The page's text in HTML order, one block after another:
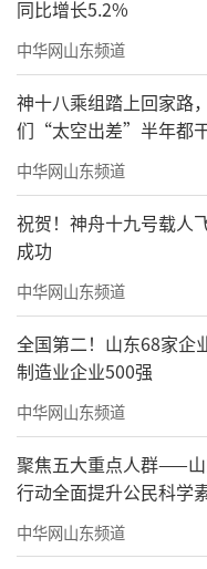
动的背景》《张国
的意蕴》，我的观
站发表。我属于从
国家有事，匹夫有
三条新闻，跨
平时阅读。只要写
书的。一拿起笔
少”，何况，时事
现，我不敢疏忽
阅读，掌握事情的
确提出对国家有
句话，不说两句
阅读的，是天天读
同比增长5.2%
中华网山东频道
神十八乘组踏上回家路
们“太空出差”半年都
中华网山东频道
祝贺！神舟十九号载人
成功
中华网山东频道
全国第二！山东68家企
制造业企业500强
中华网山东频道
聚焦五大重点人群——
行动全面提升公民科学
中华网山东频道